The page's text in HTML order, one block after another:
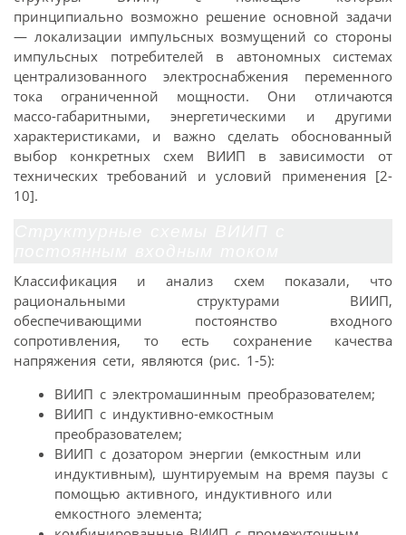
принципиально возможно решение основной задачи
— локализации импульсных возмущений со стороны
импульсных потребителей в автономных системах
централизованного электроснабжения переменного
тока ограниченной мощности. Они отличаются
массо-габаритными, энергетическими и другими
характеристиками, и важно сделать обоснованный
выбор конкретных схем ВИИП в зависимости от
технических требований и условий применения [2-
10].
Классификация и анализ схем показали, что
рациональными структурами ВИИП,
обеспечивающими постоянство входного
сопротивления, то есть сохранение качества
напряжения сети, являются (рис. 1-5):
ВИИП с электромашинным преобразователем;
ВИИП с индуктивно-емкостным
преобразователем;
ВИИП с дозатором энергии (емкостным или
индуктивным), шунтируемым на время паузы с
помощью активного, индуктивного или
емкостного элемента;